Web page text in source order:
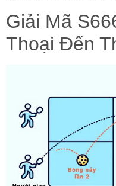
Giải Mã
Thoại Đến